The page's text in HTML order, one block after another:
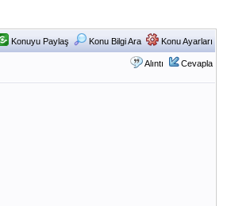
Konuyu Paylaş Konu Bilgi Ara Konu Ayarları
Alıntı Cevapla